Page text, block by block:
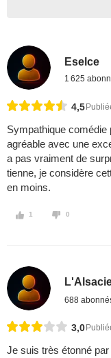
Eselce
1 625
4,5
Sympathique comédie
agréable avec une
a pas vraiment de
tienne, je considère
en moins.
1 0
688
3,0
Je suis très étonné